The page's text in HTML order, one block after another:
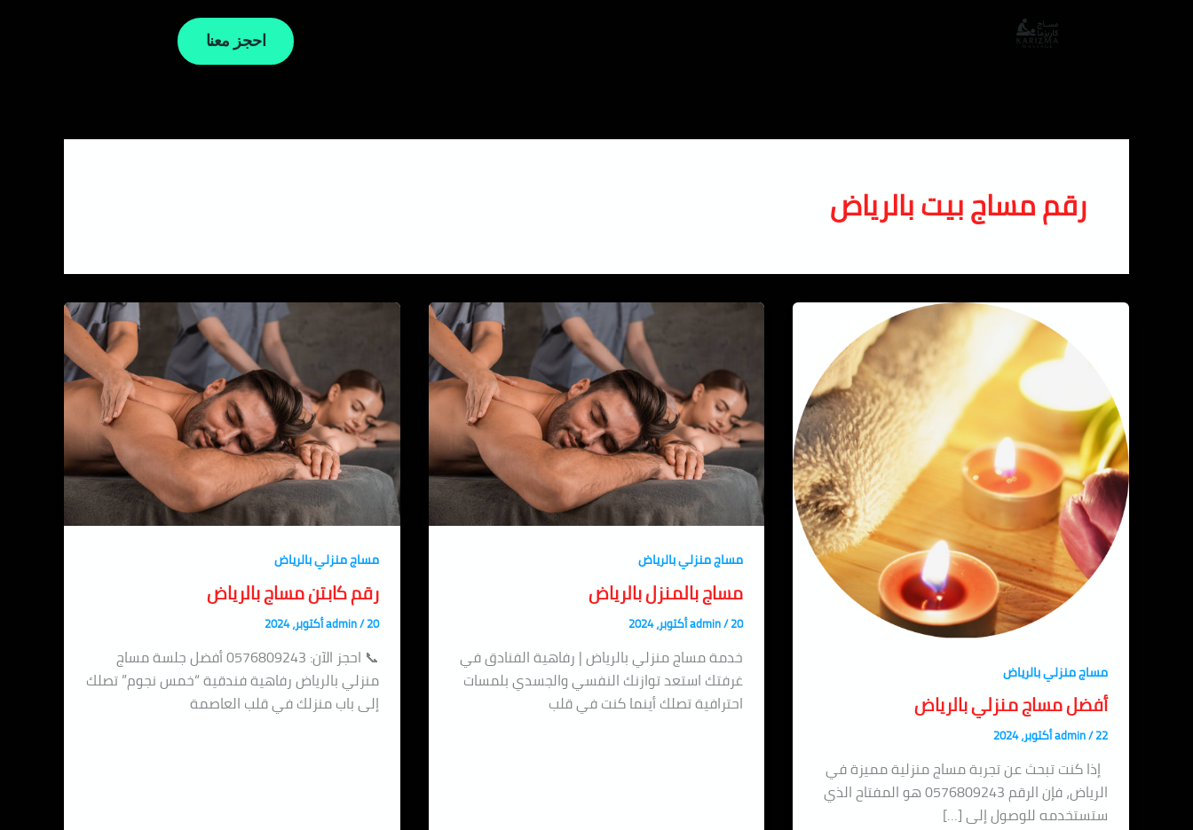
احجز معنا
رقم مساج بيت بالرياض
مساج منزلي بالرياض
أفضل مساج منزلي بالرياض
admin/22 أكتوبر، 2024
إذا كنت تبحث عن تجربة مساج منزلية مميزة في
الرياض، فإن الرقم 0576809243 هو المفتاح الذي
ستستخدمه للوصول إلى […]
مساج منزلي بالرياض
مساج بالمنزل بالرياض
admin/20 أكتوبر، 2024
خدمة مساج منزلي بالرياض | رفاهية الفنادق في
غرفتك استعد توازنك النفسي والجسدي بلمسات
احترافية تصلك أينما كنت في قلب
مساج منزلي بالرياض
رقم كابتن مساج بالرياض
admin/20 أكتوبر، 2024
📞 احجز الآن: 0576809243 أفضل جلسة مساج
منزلي بالرياض رفاهية فندقية “خمس نجوم” تصلك
إلى باب منزلك في قلب العاصمة